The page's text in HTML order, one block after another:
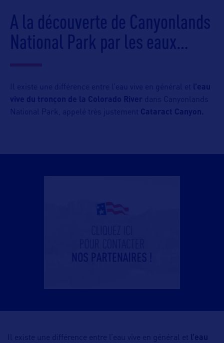
A la découverte de Canyonlands
National Park par les eaux…
Il existe une différence entre l’eau vive en général et
l’eau
vive du tronçon de la Colorado River dans Canyonlands
National Park, appelé très justement Cataract Canyon.
Il existe une différence entre l’eau vive en général et
l’eau